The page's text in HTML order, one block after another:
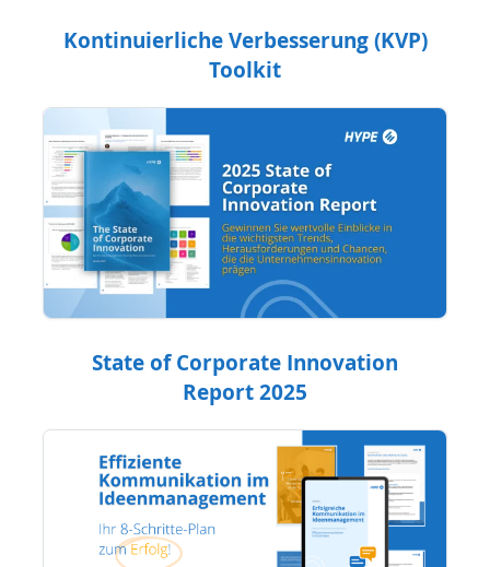
Kontinuierliche Verbesserung (KVP)
Toolkit
State of Corporate Innovation
Report 2025